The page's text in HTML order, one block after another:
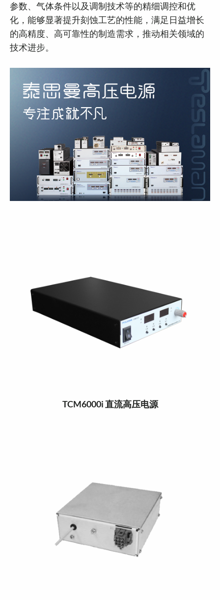
参数、气体条件以及调制技术等的精细调控和优
化，能够显著提升刻蚀工艺的性能，满足日益增长
的高精度、高可靠性的制造需求，推动相关领域的
技术进步。
TCM6000i 直流高压电源